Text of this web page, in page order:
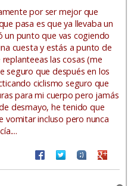
por ser mejor que
pasa es que ya llevaba un
un punto que vas cogiendo
cuesta y estás a punto de
las cosas (me
seguro que después en los
ciclismo seguro que
para mi cuerpo pero jamás
desmayo, he tenido que
vomitar incluso pero nunca